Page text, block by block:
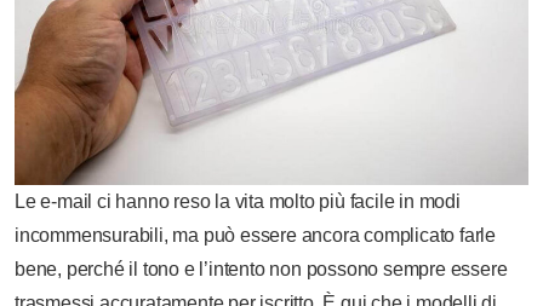
Le e-mail ci hanno reso la vita molto più facile in modi
incommensurabili, ma può essere ancora complicato farle
bene, perché il tono e l’intento non possono sempre essere